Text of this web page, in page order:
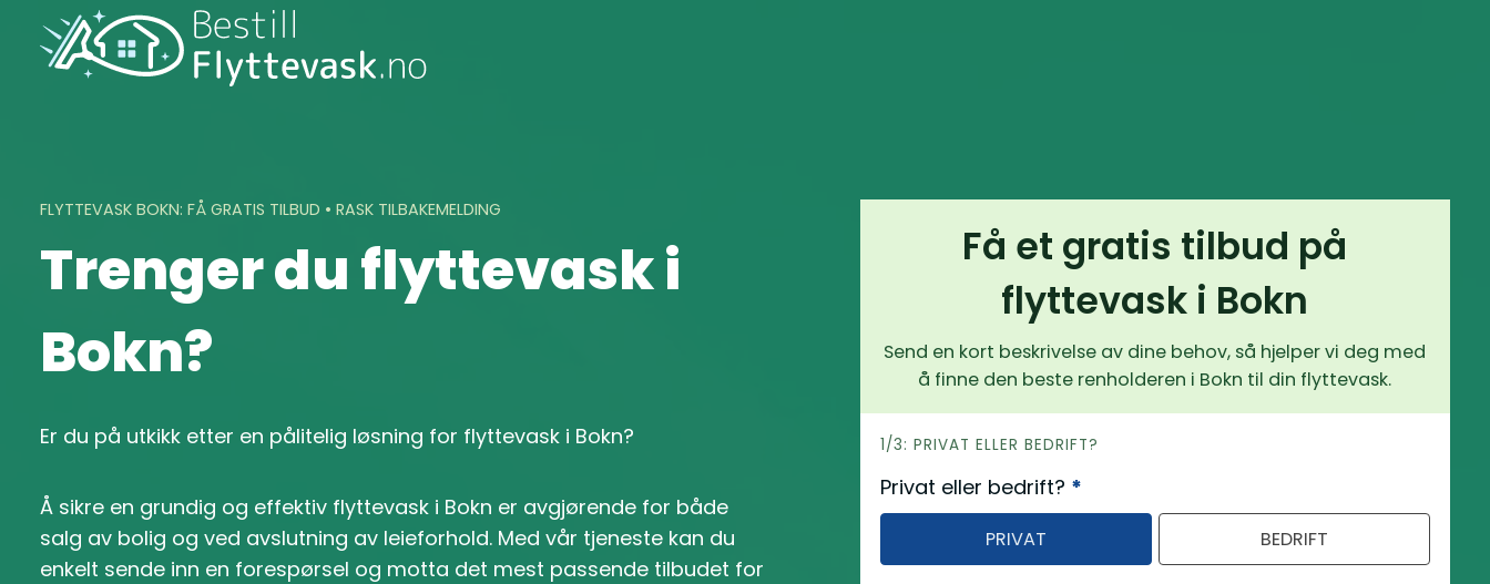
content
FLYTTEVASK BOKN: FÅ GRATIS TILBUD • RASK TILBAKEMELDING
Trenger du flyttevask i
Bokn?
Er du på utkikk etter en pålitelig løsning for flyttevask i Bokn?
Å sikre en grundig og effektiv flyttevask i Bokn er avgjørende for både
salg av bolig og ved avslutning av leieforhold. Med vår tjeneste kan du
enkelt sende inn en forespørsel og motta det mest passende tilbudet for
Få et gratis tilbud på
flyttevask i Bokn
Send en kort beskrivelse av dine behov, så hjelper vi deg med
å finne den beste renholderen i Bokn til din flyttevask.
h
e
r
1/3: PRIVAT ELLER BEDRIFT?
Privat eller bedrift? *
PRIVAT BEDRIFT